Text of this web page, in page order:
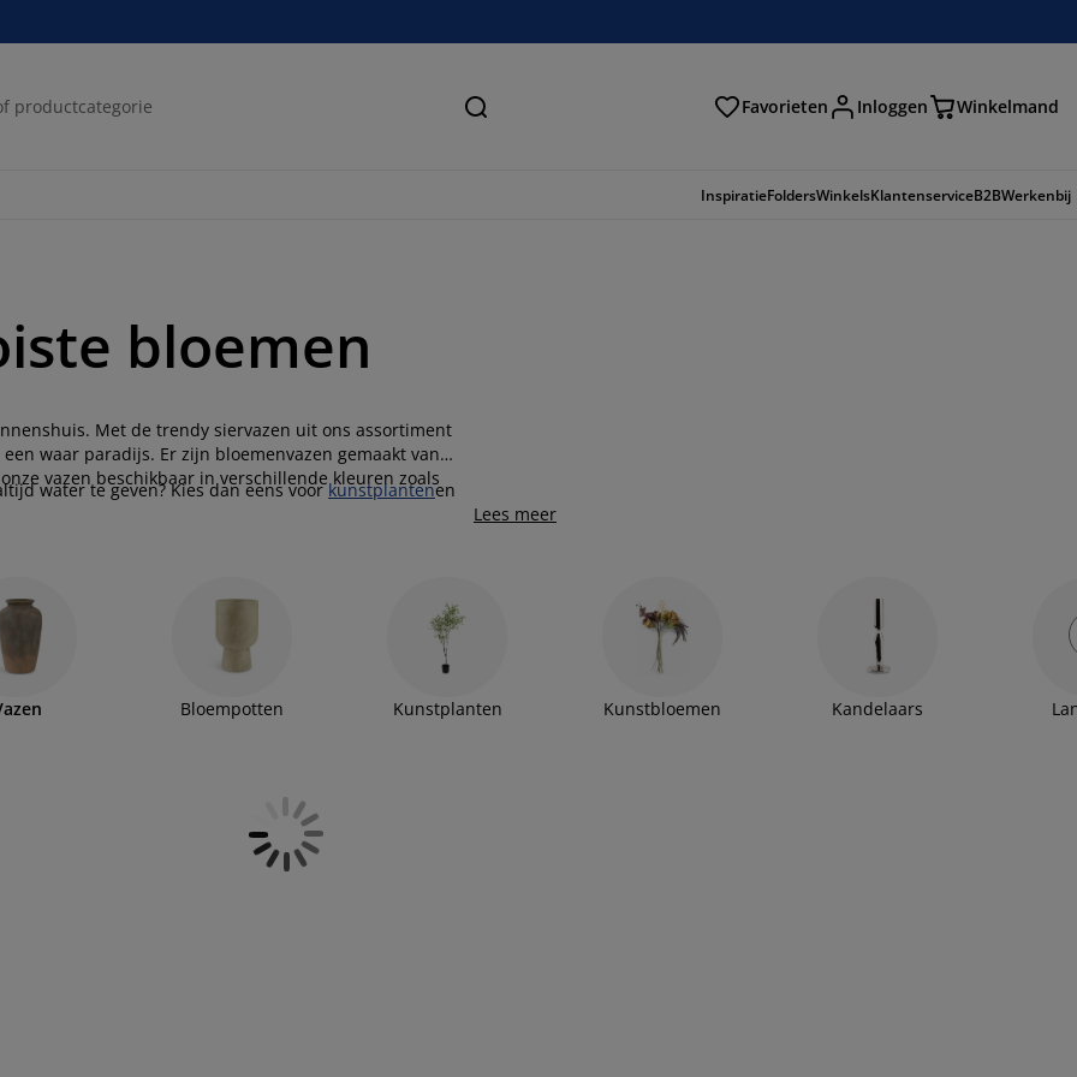
Zoeken Favorieten Inloggen Winkelmand
InspiratieFoldersWinkelsKlantenserviceB2BWerkenbij
bloemen
Met de trendy siervazen uit ons assortiment
waar paradijs. Er zijn bloemenvazen gemaakt van
vazen beschikbaar in verschillende kleuren zoals
water te geven? Kies dan eens voorkunstplantenen
Lees meer
Bloempotten Kunstplanten Kunstbloemen Kandelaars